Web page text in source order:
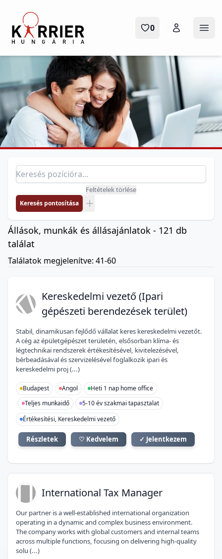
Karrier Hungária
0
Pozíció keresés
Feltételek törlése
Keresés pontosítása
Állások, munkák és állásajánlatok - 121 db
találat
Találatok megjelenítve: 41-60
KVKereskedelmi vezető (Ipari
gépészeti berendezések terület)
Stabil, dinamikusan fejlődő vállalat keres kereskedelmi vezetőt.
A cég az épületgépészet területén, elsősorban klíma- és
légtechnikai rendszerek értékesítésével, kivitelezésével,
bérbeadásával és szervizelésével foglalkozik ipari és
kereskedelmi proj (...)
Budapest Angol
Heti 1 nap home office
Teljes munkaidő
5-10 év szakmai tapasztalat
Értékesítési, Kereskedelmi vezető
Részletek ♡ Kedvelem ✓ Jelentkezem
IT International Tax Manager
Our partner is a well-established international organization
operating in a dynamic and complex business environment.
The company works with global customers and internal teams
across multiple functions, focusing on delivering high-quality
solu (...)